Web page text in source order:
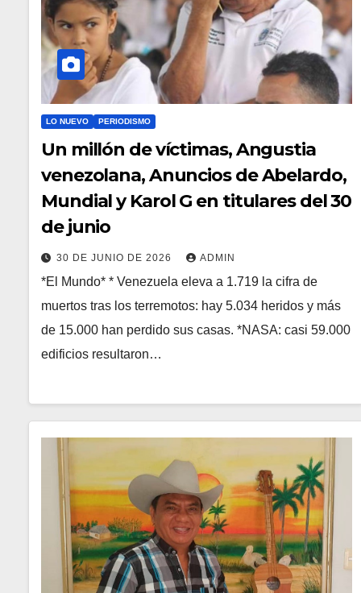
LO NUEVO PERIODISMO
Un millón de víctimas, Angustia
venezolana, Anuncios de Abelardo,
Mundial y Karol G en titulares del 30
de junio
30 DE JUNIO DE 2026 ADMIN
*El Mundo* * Venezuela eleva a 1.719 la cifra de
muertos tras los terremotos: hay 5.034 heridos y más
de 15.000 han perdido sus casas. *NASA: casi 59.000
edificios resultaron…